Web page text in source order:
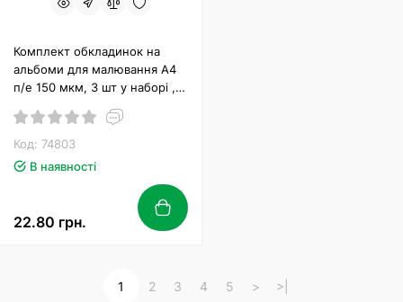
Комплект обкладинок на
альбоми для малювання А4
п/е 150 мкм, 3 шт у наборі ,
Код: 74803
В наявності
22.80 грн.
1 2 3 4 5 > >|